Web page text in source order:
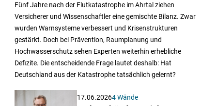
Fünf Jahre nach der Flutkatastrophe im Ahrtal ziehen
Versicherer und Wissenschaftler eine gemischte Bilanz. Zwar
wurden Warnsysteme verbessert und Krisenstrukturen
gestärkt. Doch bei Prävention, Raumplanung und
Hochwasserschutz sehen Experten weiterhin erhebliche
Defizite. Die entscheidende Frage lautet deshalb: Hat
Deutschland aus der Katastrophe tatsächlich gelernt?
17.06.20264 Wände